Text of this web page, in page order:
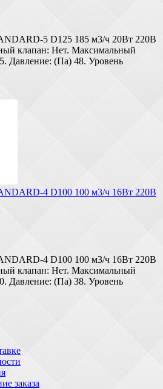
5 D125 185 м3/ч 20Вт 220В
клапан: Нет. Максимальный
Давление: (Па) 48. Уровень
4 D100 100 м3/ч 16Вт 220В
4 D100 100 м3/ч 16Вт 220В
клапан: Нет. Максимальный
Давление: (Па) 38. Уровень
заказа